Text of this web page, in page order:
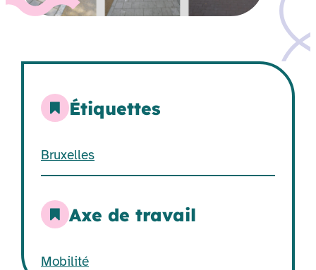
Étiquettes
Bruxelles
Axe de travail
Mobilité